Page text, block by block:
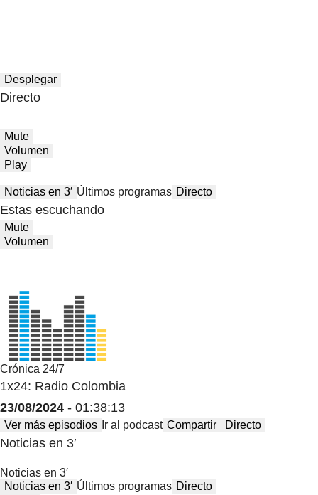
Desplegar
Directo
Mute
Volumen
Play
Noticias en 3′ Últimos programas Directo
Estas escuchando
Mute
Volumen
Crónica 24/7
1x24: Radio Colombia
23/08/2024 - 01:38:13
Ver más episodios Ir al podcast Compartir Directo
Noticias en 3′
Noticias en 3′
Noticias en 3′ Últimos programas Directo